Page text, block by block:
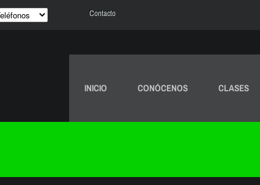
Contacto
INICIO CONÓCENOS CLASES